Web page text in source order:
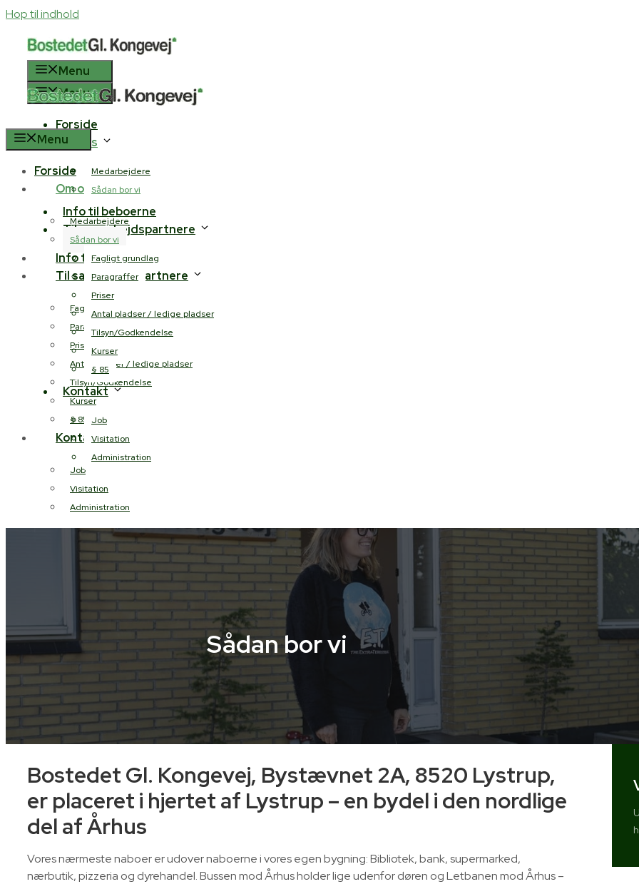
Hop til indhold
Menu
Menu
Forside
Om os
Medarbejdere
Sådan bor vi
Info til beboerne
Til samarbejdspartnere
Fagligt grundlag
Paragraffer
Priser
Antal pladser / ledige pladser
Tilsyn/Godkendelse
Kurser
§ 85
Kontakt
Job
Visitation
Administration
Menu
Forside
Om os
Medarbejdere
Sådan bor vi
Info til beboerne
Til samarbejdspartnere
Fagligt grundlag
Paragraffer
Priser
Antal pladser / ledige pladser
Tilsyn/Godkendelse
Kurser
§ 85
Kontakt
Job
Visitation
Administration
Sådan bor vi
Bostedet Gl. Kongevej, Bystævnet 2A, 8520 Lystrup,
er placeret i hjertet af Lystrup – en bydel i den nordlige
del af Århus
Vores nærmeste naboer er udover naboerne i vores egen bygning: Bibliotek, bank, supermarked,
nærbutik, pizzeria og dyrehandel. Bussen mod Århus holder lige udenfor døren og Letbanen mod Århus –